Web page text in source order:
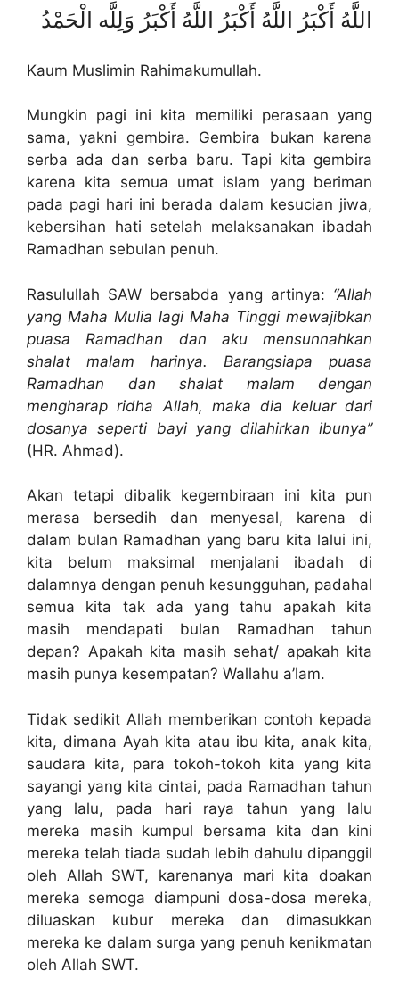
اللَّهُ أَكْبَرُ اللَّهُ أَكْبَرُ اللَّهُ أَكْبَرُ وَلِلَّه الْحَمْدُ
Kaum Muslimin Rahimakumullah.
Mungkin pagi ini kita memiliki perasaan yang
sama, yakni gembira. Gembira bukan karena
serba ada dan serba baru. Tapi kita gembira
karena kita semua umat islam yang beriman
pada pagi hari ini berada dalam kesucian jiwa,
kebersihan hati setelah melaksanakan ibadah
Ramadhan sebulan penuh.
Rasulullah SAW bersabda yang artinya: “Allah
yang Maha Mulia lagi Maha Tinggi mewajibkan
puasa Ramadhan dan aku mensunnahkan
shalat malam harinya. Barangsiapa puasa
Ramadhan dan shalat malam dengan
mengharap ridha Allah, maka dia keluar dari
dosanya seperti bayi yang dilahirkan ibunya”
(HR. Ahmad).
Akan tetapi dibalik kegembiraan ini kita pun
merasa bersedih dan menyesal, karena di
dalam bulan Ramadhan yang baru kita lalui ini,
kita belum maksimal menjalani ibadah di
dalamnya dengan penuh kesungguhan, padahal
semua kita tak ada yang tahu apakah kita
masih mendapati bulan Ramadhan tahun
depan? Apakah kita masih sehat/ apakah kita
masih punya kesempatan? Wallahu a’lam.
Tidak sedikit Allah memberikan contoh kepada
kita, dimana Ayah kita atau ibu kita, anak kita,
saudara kita, para tokoh-tokoh kita yang kita
sayangi yang kita cintai, pada Ramadhan tahun
yang lalu, pada hari raya tahun yang lalu
mereka masih kumpul bersama kita dan kini
mereka telah tiada sudah lebih dahulu dipanggil
oleh Allah SWT, karenanya mari kita doakan
mereka semoga diampuni dosa-dosa mereka,
diluaskan kubur mereka dan dimasukkan
mereka ke dalam surga yang penuh kenikmatan
oleh Allah SWT.